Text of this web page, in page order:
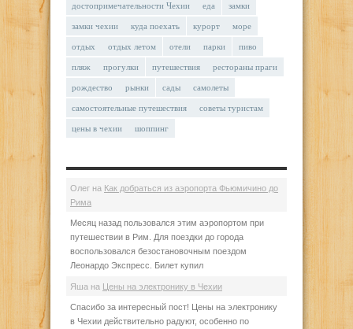
достопримечательности Чехии еда замки
замки чехии куда поехать курорт море
отдых отдых летом отели парки пиво
пляж прогулки путешествия рестораны праги
рождество рынки сады самолеты
самостоятельные путешествия советы туристам
цены в чехии шоппинг
Олег на Как добраться из аэропорта Фьюмичино до
Рима
Месяц назад пользовался этим аэропортом при
путешествии в Рим. Для поездки до города
воспользовался безостановочным поездом
Леонардо Экспресс. Билет купил
Яша на Цены на электронику в Чехии
Спасибо за интересный пост! Цены на электронику
в Чехии действительно радуют, особенно по